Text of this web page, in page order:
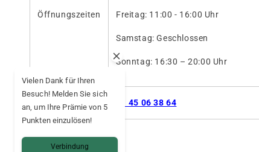
Öffnungszeiten Freitag: 11:00 - 16:00 Uhr
Samstag: Geschlossen
Sonntag: 16:30 – 20:00 Uhr
Telefon 01 45 06 38 64
Vielen Dank für Ihren
Besuch! Melden Sie sich
an, um Ihre Prämie von 5
Punkten einzulösen!
Verbindung